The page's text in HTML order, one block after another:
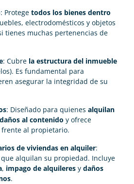
: Protege todos los bienes dentro
electrodomésticos y objetos
tienes muchas pertenencias de
: Cubre la estructura del inmueble
Es fundamental para
asegurar la integridad de su
: Diseñado para quienes alquilan
daños al contenido y ofrece
frente al propietario.
de viviendas en alquiler:
que alquilan su propiedad. Incluye
, impago de alquileres y daños
.